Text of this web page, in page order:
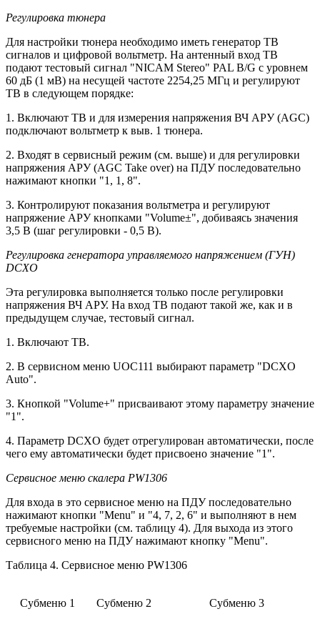
Регулировка тюнера
Для настройки тюнера необходимо иметь генератор ТВ
сигналов и цифровой вольтметр. На антенный вход ТВ
подают тестовый сигнал "NICAM Stereo" PAL B/G с уровнем
60 дБ (1 мВ) на несущей частоте 2254,25 МГц и регулируют
ТВ в следующем порядке:
1. Включают ТВ и для измерения напряжения ВЧ АРУ (AGC)
подключают вольтметр к выв. 1 тюнера.
2. Входят в сервисный режим (см. выше) и для регулировки
напряжения АРУ (AGC Take over) на ПДУ последовательно
нажимают кнопки "1, 1, 8".
3. Контролируют показания вольтметра и регулируют
напряжение АРУ кнопками "Volume±", добиваясь значения
3,5 В (шаг регулировки - 0,5 В).
Регулировка генератора управляемого напряжением (ГУН)
DCXO
Эта регулировка выполняется только после регулировки
напряжения ВЧ АРУ. На вход ТВ подают такой же, как и в
предыдущем случае, тестовый сигнал.
1. Включают ТВ.
2. В сервисном меню UOC111 выбирают параметр "DCXO
Auto".
3. Кнопкой "Volume+" присваивают этому параметру значение
"1".
4. Параметр DCXO будет отрегулирован автоматически, после
чего ему автоматически будет присвоено значение "1".
Сервисное меню скалера PW1306
Для входа в это сервисное меню на ПДУ последовательно
нажимают кнопки "Menu" и "4, 7, 2, 6" и выполняют в нем
требуемые настройки (см. таблицу 4). Для выхода из этого
сервисного меню на ПДУ нажимают кнопку "Menu".
Таблица 4. Сервисное меню PW1306
Субменю 1 Субменю 2 Субменю 3